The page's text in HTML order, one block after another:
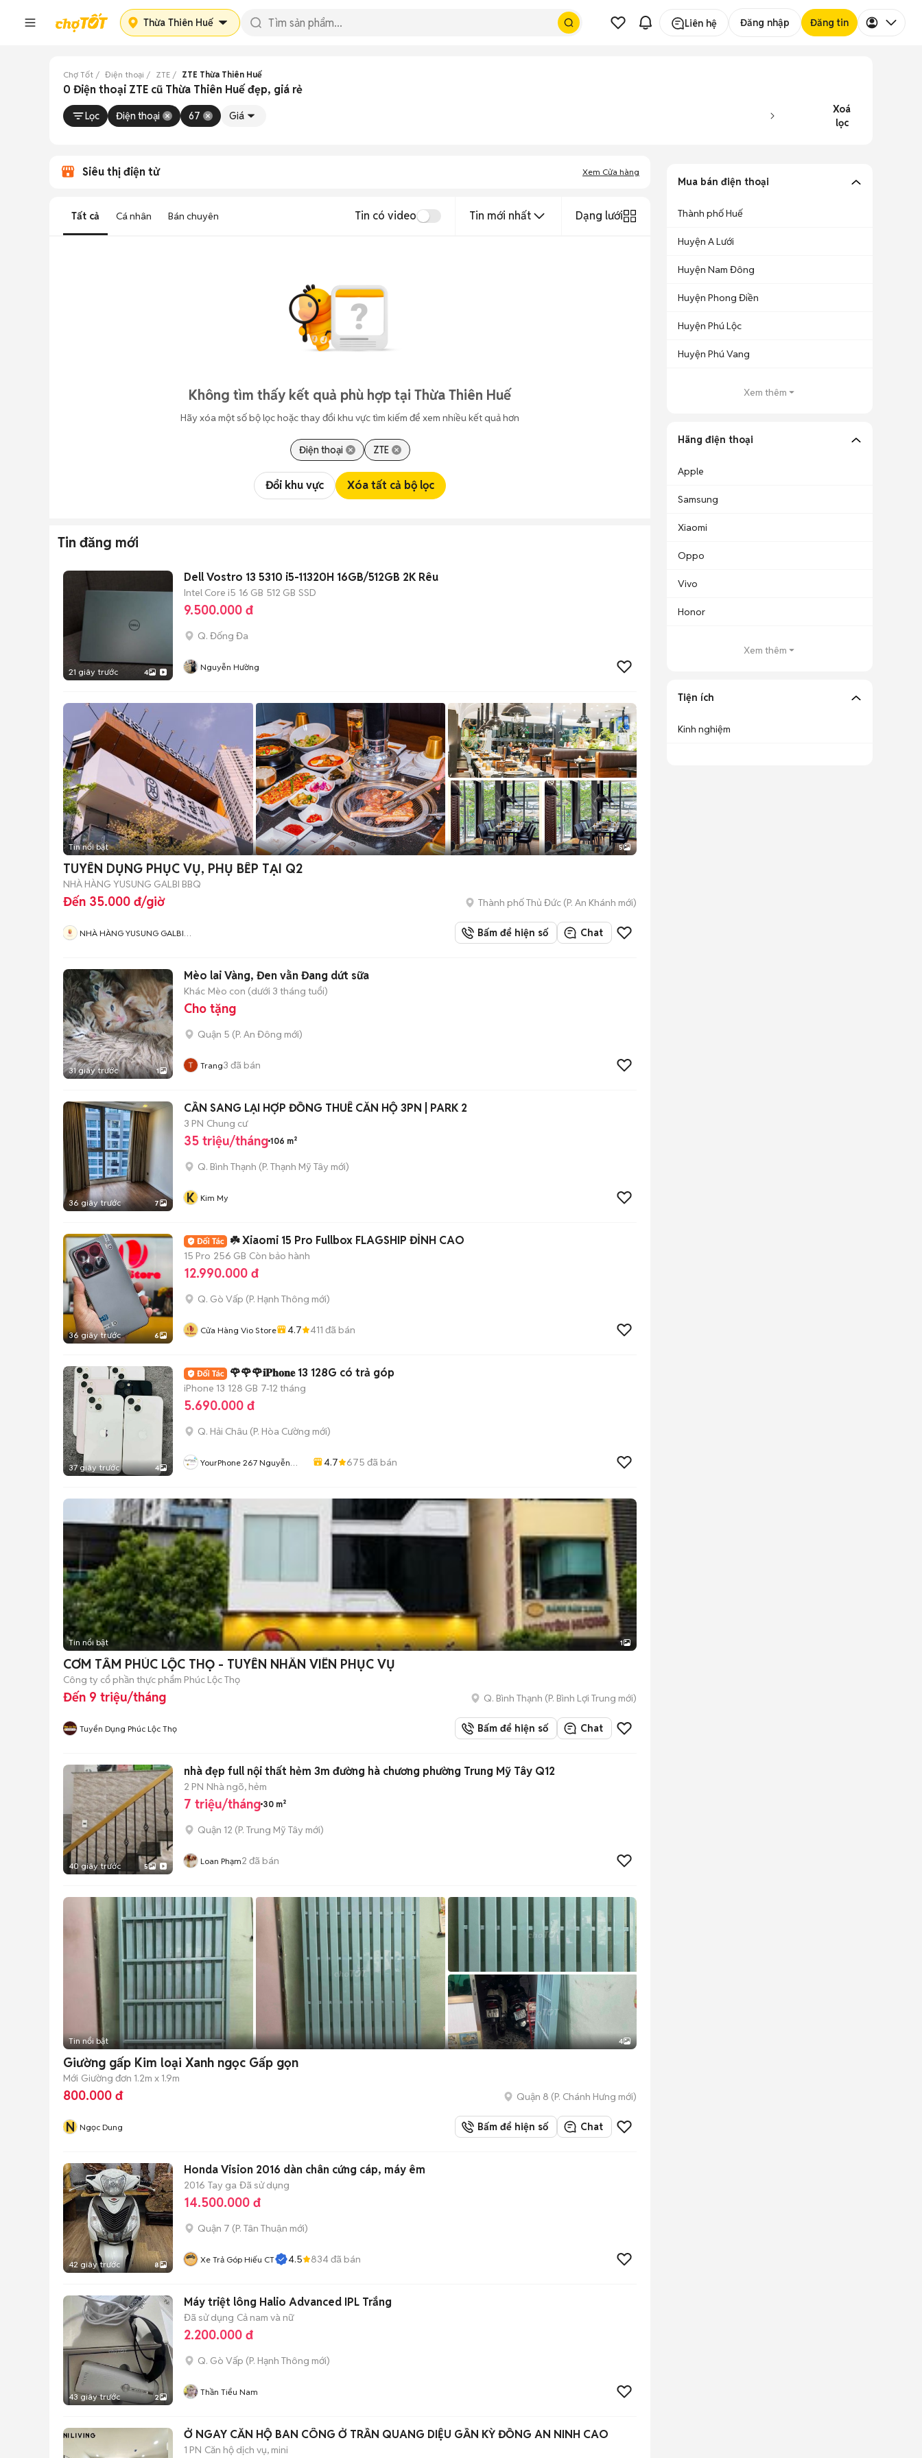
Thừa Thiên Huế Liên hệ Đăng nhập Đăng tin
Chợ Tốt Điện thoại ZTE ZTE Thừa Thiên Huế
0 Điện thoại ZTE cũ Thừa Thiên Huế đẹp, giá rẻ
Lọc Điện thoại 67 Giá
Xoá
lọc
Siêu thị điện tử Xem Cửa hàng
Tất cả Cá nhân Bán chuyên Tin có video Tin mới nhất Dạng lưới
Không tìm thấy kết quả phù hợp tại Thừa Thiên Huế
Hãy xóa một số bộ lọc hoặc thay đổi khu vực tìm kiếm để xem nhiều kết quả hơn
Điện thoại ZTE
Đổi khu vực Xóa tất cả bộ lọc
Tin đăng mới
21 giây trước 4
Dell Vostro 13 5310 i5-11320H 16GB/512GB 2K Rêu
Intel Core i5 16 GB 512 GB SSD
9.500.000 đ
Q. Đống Đa
Nguyễn Hường
Tin nổi bật 5
TUYỂN DỤNG PHỤC VỤ, PHỤ BẾP TẠI Q2
NHÀ HÀNG YUSUNG GALBI BBQ
Đến 35.000 đ/giờ Thành phố Thủ Đức (P. An Khánh mới)
NHÀ HÀNG YUSUNG GALBI
Bấm để hiện số Chat
31 giây trước 1
Mèo lai Vàng, Đen vằn Đang dứt sữa
Khác Mèo con (dưới 3 tháng tuổi)
Cho tặng
Quận 5 (P. An Đông mới)
Trang3 đã bán
36 giây trước 7
CẦN SANG LẠI HỢP ĐỒNG THUÊ CĂN HỘ 3PN | PARK 2
3 PN Chung cư
35 triệu/tháng 106 m²
Q. Bình Thạnh (P. Thạnh Mỹ Tây mới)
K Kim My
36 giây trước 6
☘️ Xiaomi 15 Pro Fullbox FLAGSHIP ĐỈNH CAO
15 Pro 256 GB Còn bảo hành
12.990.000 đ
Q. Gò Vấp (P. Hạnh Thông mới)
Cửa Hàng Vio Store 4.7 411 đã bán
37 giây trước 4
🌹🌹🌹𝐢𝐏𝐡𝐨𝐧𝐞 13 128G có trả góp
iPhone 13 128 GB 7-12 tháng
5.690.000 đ
Q. Hải Châu (P. Hòa Cường mới)
YourPhone 267 Nguyễn
4.7 675 đã bán
Tin nổi bật 1
CƠM TẤM PHÚC LỘC THỌ - TUYỂN NHÂN VIÊN PHỤC VỤ
Công ty cổ phần thực phẩm Phúc Lộc Thọ
Đến 9 triệu/tháng Q. Bình Thạnh (P. Bình Lợi Trung mới)
Tuyển Dụng Phúc Lộc Thọ Bấm để hiện số Chat
40 giây trước 5
nhà đẹp full nội thất hẻm 3m đường hà chương phường Trung Mỹ Tây Q12
2 PN Nhà ngõ, hẻm
7 triệu/tháng 30 m²
Quận 12 (P. Trung Mỹ Tây mới)
Loan Phạm2 đã bán
Tin nổi bật 4
Giường gấp Kim loại Xanh ngọc Gấp gọn
Mới Giường đơn 1.2m x 1.9m
800.000 đ Quận 8 (P. Chánh Hưng mới)
N Ngọc Dung Bấm để hiện số Chat
42 giây trước 8
Honda Vision 2016 dàn chân cứng cáp, máy êm
2016 Tay ga Đã sử dụng
14.500.000 đ
Quận 7 (P. Tân Thuận mới)
Xe Trả Góp Hiếu CT 4.5 834đã bán
43 giây trước 2
Máy triệt lông Halio Advanced IPL Trắng
Đã sử dụng Cả nam và nữ
2.200.000 đ
Q. Gò Vấp (P. Hạnh Thông mới)
Thần Tiểu Nam
Ở NGAY CĂN HỘ BAN CÔNG Ở TRẦN QUANG DIỆU GẦN KỲ ĐỒNG AN NINH CAO
1 PN Căn hộ dịch vụ, mini
Mua bán điện thoại
Thành phố Huế
Huyện A Lưới
Huyện Nam Đông
Huyện Phong Điền
Huyện Phú Lộc
Huyện Phú Vang
Xem thêm
Hãng điện thoại
Apple
Samsung
Xiaomi
Oppo
Vivo
Honor
Xem thêm
Tiện ích
Kinh nghiệm